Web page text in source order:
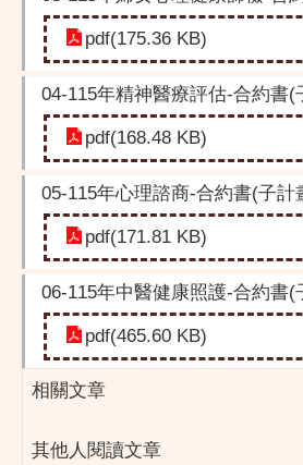
pdf(175.36 KB)
04-115年精神醫療評估-合約書(
pdf(168.48 KB)
05-115年心理諮商-合約書(子計
pdf(171.81 KB)
06-115年中醫健康照護-合約書(
pdf(465.60 KB)
相關文章
其他人閱讀文章